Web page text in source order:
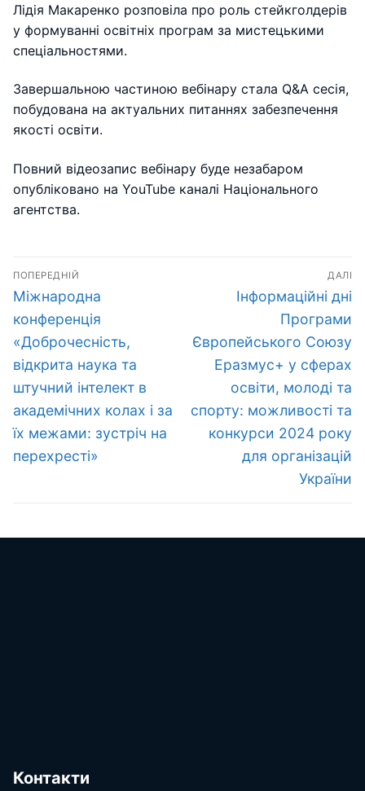
Лідія Макаренко розповіла про роль стейкголдерів
у формуванні освітніх програм за мистецькими
спеціальностями.
Завершальною частиною вебінару стала Q&A сесія,
побудована на актуальних питаннях забезпечення
якості освіти.
Повний відеозапис вебінару буде незабаром
опубліковано на YouTube каналі Національного
агентства.
Навігація
записів
ПОПЕРЕДНІЙ
Попередній
запис:
Міжнародна
конференція
«Доброчесність,
відкрита наука та
штучний інтелект в
академічних колах і за
їх межами: зустріч на
перехресті»
ДАЛІ
Наступний
Інформаційні дні
Програми
Європейського Союзу
Еразмус+ у сферах
освіти, молоді та
спорту: можливості та
конкурси 2024 року
для організацій
України
Контакти